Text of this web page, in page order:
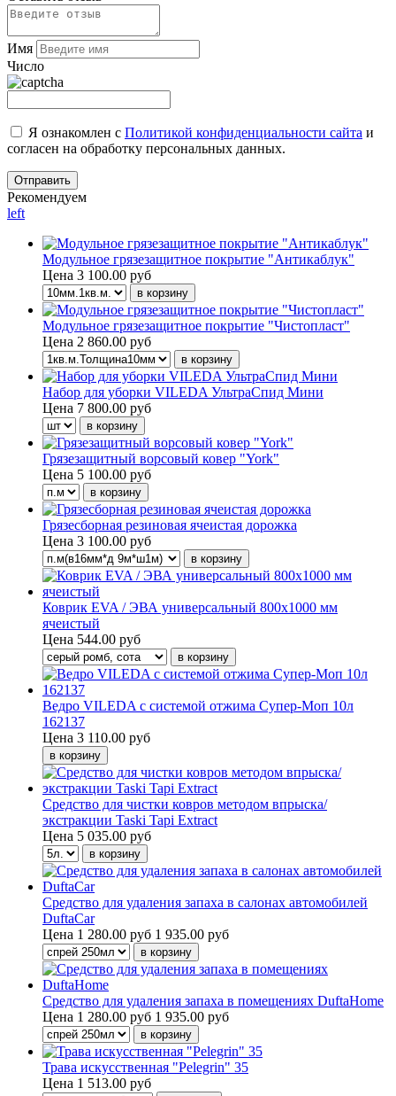
Имя
Число
Я ознакомлен с Политикой конфиденциальности сайта и
согласен на обработку персональных данных.
Рекомендуем
left
Модульное грязезащитное покрытие "Антикаблук"
Цена 3 100.00 руб
Модульное грязезащитное покрытие "Чистопласт"
Цена 2 860.00 руб
Набор для уборки VILEDA УльтраСпид Мини
Цена 7 800.00 руб
Грязезащитный ворсовый ковер "York"
Цена 5 100.00 руб
Грязесборная резиновая ячеистая дорожка
Цена 3 100.00 руб
Коврик EVA / ЭВА универсальный 800х1000 мм
ячеистый
Цена 544.00 руб
Ведро VILEDA с системой отжима Супер-Моп 10л
162137
Цена 3 110.00 руб
Средство для чистки ковров методом впрыска/
экстракции Taski Tapi Extract
Цена 5 035.00 руб
Средство для удаления запаха в салонах автомобилей
DuftaCar
Цена 1 280.00 руб 1 935.00 руб
Средство для удаления запаха в помещениях DuftaHome
Цена 1 280.00 руб 1 935.00 руб
Трава искусственная "Pelegrin" 35
Цена 1 513.00 руб